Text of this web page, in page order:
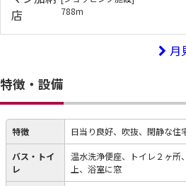
788m
月
特徴・設備
特徴 日当り良好、吹抜、閑静な住
バス・トイ
レ
温水洗浄便座、トイレ２ヶ所
上、浴室に窓